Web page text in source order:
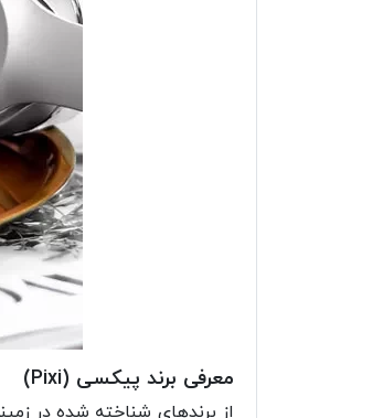
معرفی برند پیکسی (Pixi)
از برندهای شناخته شده در